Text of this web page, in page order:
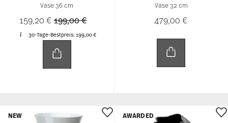
Vase 36 cm
159,20 €Price reduced from
199,00 €to
30-Tage-Bestpreis: 199,00 €
Vase 32 cm
479,00 €
NEW AWARDED